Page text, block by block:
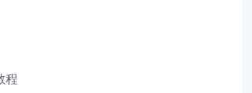
程